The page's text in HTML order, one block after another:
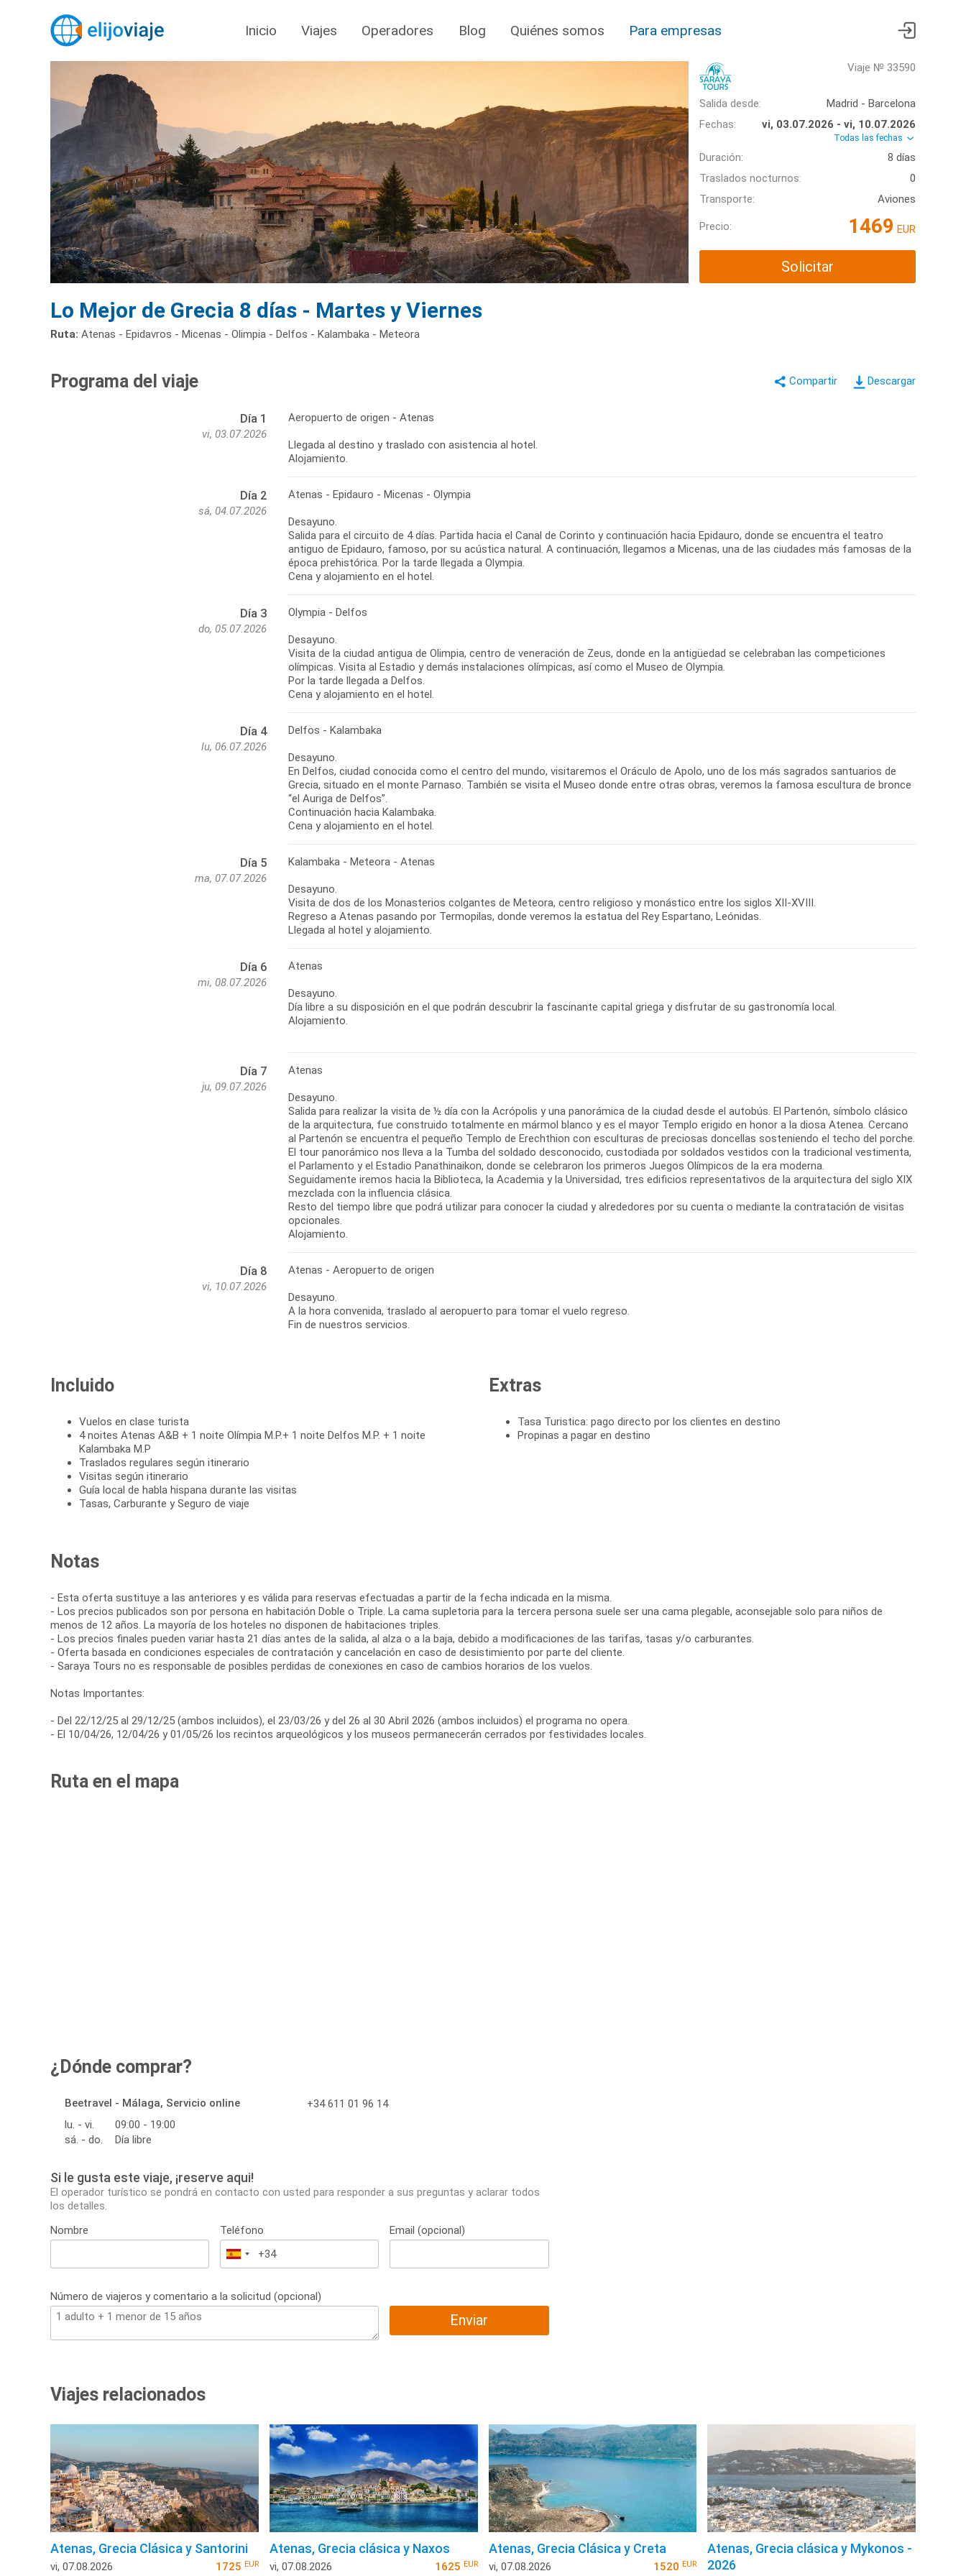
Inicio Viajes Operadores Blog Quiénes somos Para empresas
Viaje № 33590
Salida desde:
Madrid - Barcelona
Fechas:
vi, 03.07.2026 - vi, 10.07.2026
Todas las fechas
Duración:
8 días
Traslados nocturnos:
0
Transporte:
Aviones
Precio: 1469 EUR
Solicitar
Lo Mejor de Grecia 8 días - Martes y Viernes
Ruta: Atenas - Epidavros - Micenas - Olimpia - Delfos - Kalambaka - Meteora
Descargar
Programa del viaje
Día 1
vi, 03.07.2026
Aeropuerto de origen - Atenas
Llegada al destino y traslado con asistencia al hotel.
Alojamiento.
Día 2
sá, 04.07.2026
Atenas - Epidauro - Micenas - Olympia
Desayuno.
Salida para el circuito de 4 días. Partida hacia el Canal de Corinto y continuación hacia Epidauro, donde se encuentra el teatro
antiguo de Epidauro, famoso, por su acústica natural. A continuación, llegamos a Micenas, una de las ciudades más famosas de la
época prehistórica. Por la tarde llegada a Olympia.
Cena y alojamiento en el hotel.
Día 3
do, 05.07.2026
Olympia - Delfos
Desayuno.
Visita de la ciudad antigua de Olimpia, centro de veneración de Zeus, donde en la antigüedad se celebraban las competiciones
olímpicas. Visita al Estadio y demás instalaciones olímpicas, así como el Museo de Olympia.
Por la tarde llegada a Delfos.
Cena y alojamiento en el hotel.
Día 4
lu, 06.07.2026
Delfos - Kalambaka
Desayuno.
En Delfos, ciudad conocida como el centro del mundo, visitaremos el Oráculo de Apolo, uno de los más sagrados santuarios de
Grecia, situado en el monte Parnaso. También se visita el Museo donde entre otras obras, veremos la famosa escultura de bronce
“el Auriga de Delfos”.
Continuación hacia Kalambaka.
Cena y alojamiento en el hotel.
Día 5
ma, 07.07.2026
Kalambaka - Meteora - Atenas
Desayuno.
Visita de dos de los Monasterios colgantes de Meteora, centro religioso y monástico entre los siglos XII-XVIII.
Regreso a Atenas pasando por Termopilas, donde veremos la estatua del Rey Espartano, Leónidas.
Llegada al hotel y alojamiento.
Día 6
mi, 08.07.2026
Atenas
Desayuno.
Día libre a su disposición en el que podrán descubrir la fascinante capital griega y disfrutar de su gastronomía local.
Alojamiento.
Día 7
ju, 09.07.2026
Atenas
Desayuno.
Salida para realizar la visita de ½ día con la Acrópolis y una panorámica de la ciudad desde el autobús. El Partenón, símbolo clásico
de la arquitectura, fue construido totalmente en mármol blanco y es el mayor Templo erigido en honor a la diosa Atenea. Cercano
al Partenón se encuentra el pequeño Templo de Erechthion con esculturas de preciosas doncellas sosteniendo el techo del porche.
El tour panorámico nos lleva a la Tumba del soldado desconocido, custodiada por soldados vestidos con la tradicional vestimenta,
el Parlamento y el Estadio Panathinaikon, donde se celebraron los primeros Juegos Olímpicos de la era moderna.
Seguidamente iremos hacia la Biblioteca, la Academia y la Universidad, tres edificios representativos de la arquitectura del siglo XIX
mezclada con la influencia clásica.
Resto del tiempo libre que podrá utilizar para conocer la ciudad y alrededores por su cuenta o mediante la contratación de visitas
opcionales.
Alojamiento.
Día 8
vi, 10.07.2026
Atenas - Aeropuerto de origen
Desayuno.
A la hora convenida, traslado al aeropuerto para tomar el vuelo regreso.
Fin de nuestros servicios.
Incluido
Vuelos en clase turista
4 noites Atenas A&B + 1 noite Olímpia M.P.+ 1 noite Delfos M.P. + 1 noite
Kalambaka M.P
Traslados regulares según itinerario
Visitas según itinerario
Guía local de habla hispana durante las visitas
Tasas, Carburante y Seguro de viaje
Extras
Tasa Turistica: pago directo por los clientes en destino
Propinas a pagar en destino
Notas
- Esta oferta sustituye a las anteriores y es válida para reservas efectuadas a partir de la fecha indicada en la misma.
- Los precios publicados son por persona en habitación Doble o Triple. La cama supletoria para la tercera persona suele ser una cama plegable, aconsejable solo para niños de
menos de 12 años. La mayoría de los hoteles no disponen de habitaciones triples.
- Los precios finales pueden variar hasta 21 días antes de la salida, al alza o a la baja, debido a modificaciones de las tarifas, tasas y/o carburantes.
- Oferta basada en condiciones especiales de contratación y cancelación en caso de desistimiento por parte del cliente.
- Saraya Tours no es responsable de posibles perdidas de conexiones en caso de cambios horarios de los vuelos.
Notas Importantes:
- Del 22/12/25 al 29/12/25 (ambos incluidos), el 23/03/26 y del 26 al 30 Abril 2026 (ambos incluidos) el programa no opera.
- El 10/04/26, 12/04/26 y 01/05/26 los recintos arqueológicos y los museos permanecerán cerrados por festividades locales.
Ruta en el mapa
¿Dónde comprar?
Beetravel - Málaga, Servicio online
lu. - vi.
09:00 - 19:00
sá. - do.
Día libre
+34 611 01 96 14
Si le gusta este viaje, ¡reserve aqui!
El operador turístico se pondrá en contacto con usted para responder a sus preguntas y aclarar todos
los detalles.
Nombre
Teléfono
España
+34
Email (opcional)
Número de viajeros y comentario a la solicitud (opcional)
Enviar
Viajes relacionados
Atenas, Grecia Clásica y Santorini
vi, 07.08.2026 1725 EUR
Atenas, Grecia clásica y Naxos
vi, 07.08.2026 1625 EUR
Atenas, Grecia Clásica y Creta
vi, 07.08.2026 1520EUR
Atenas, Grecia clásica y Mykonos -
2026